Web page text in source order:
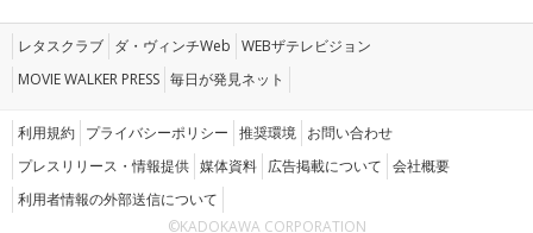
レタスクラブ ダ・ヴィンチWeb WEBザテレビジョン
MOVIE WALKER PRESS 毎日が発見ネット
利用規約 プライバシーポリシー 推奨環境 お問い合わせ
プレスリリース・情報提供 媒体資料 広告掲載について 会社概要
利用者情報の外部送信について
©KADOKAWA CORPORATION